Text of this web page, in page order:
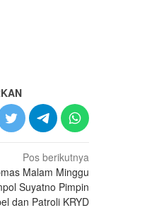
Pos berikutnya
Malam Minggu
Suyatno Pimpin
dan Patroli KRYD